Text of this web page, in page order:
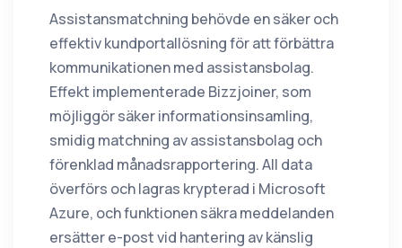
Assistansmatchning behövde en säker och
effektiv kundportallösning för att förbättra
kommunikationen med assistansbolag.
Effekt implementerade Bizzjoiner, som
möjliggör säker informationsinsamling,
smidig matchning av assistansbolag och
förenklad månadsrapportering. All data
överförs och lagras krypterad i Microsoft
Azure, och funktionen säkra meddelanden
ersätter e-post vid hantering av känslig